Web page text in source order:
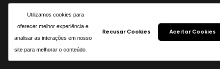
Utilizamos cookies para
oferecer melhor experiência e
analisar as interações em nosso
site para melhorar o conteúdo.
Recusar Cookies Aceitar Cookies